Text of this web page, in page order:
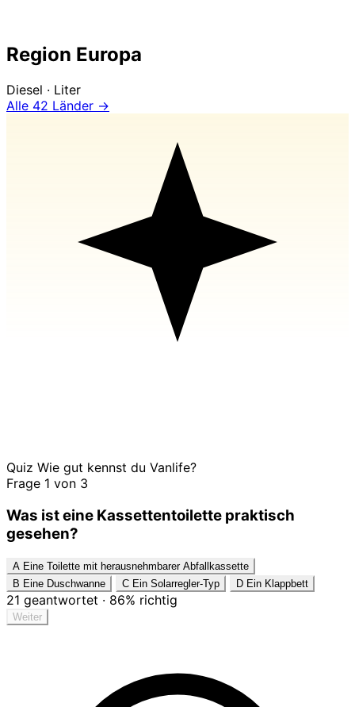
Region Europa
Diesel · Liter
Alle 42 Länder →
Quiz Wie gut kennst du Vanlife?
Frage 1 von 3
Was ist eine Kassettentoilette praktisch
gesehen?
A Eine Toilette mit herausnehmbarer Abfallkassette
B Eine Duschwanne C Ein Solarregler-Typ D Ein Klappbett
21 geantwortet · 86% richtig
Weiter